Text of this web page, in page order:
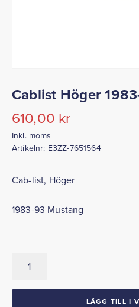
Cablist Höger
610,00 kr
Inkl. moms
Artikelnr: E3ZZ-7651564
Cab-list, Höger
1983-93 Mustang
Höger
LÄGG TILL I